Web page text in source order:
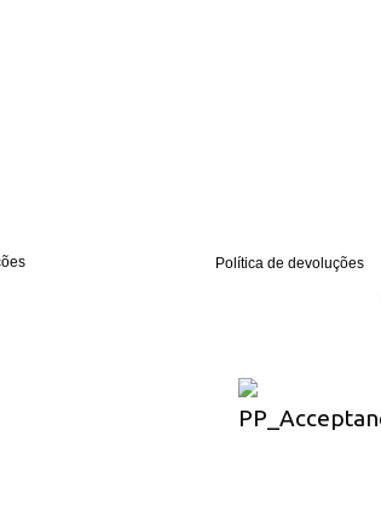
Política de devoluções